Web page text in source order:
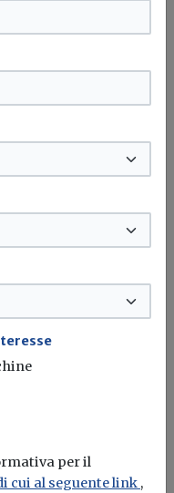
ultime
per il
cui al seguente link ,